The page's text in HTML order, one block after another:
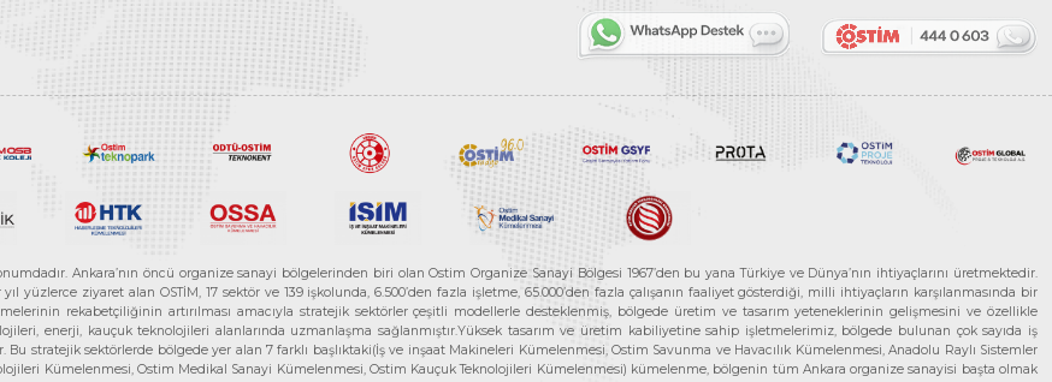
Ankara’nın öncü organize sanayi bölgelerinden biri olan Ostim Organize Sanayi Bölgesi 1967’den bu yana Türkiye ve Dünya’nın ihtiyaçlarını üretmektedir.
ziyaret alan OSTİM, 17 sektör ve 139 işkolunda, 6.500’den fazla işletme, 65.000’den fazla çalışanın faaliyet gösterdiği, milli ihtiyaçların karşılanmasında bir
rekabetçiliğinin artırılması amacıyla stratejik sektörler çeşitli modellerle desteklenmiş, bölgede üretim ve tasarım yeteneklerinin gelişmesini ve özellikle
enerji, kauçuk teknolojileri alanlarında uzmanlaşma sağlanmıştır.Yüksek tasarım ve üretim kabiliyetine sahip işletmelerimiz, bölgede bulunan çok sayıda iş
Bu stratejik sektörlerde bölgede yer alan 7 farklı başlıktaki(İş ve inşaat Makineleri Kümelenmesi, Ostim Savunma ve Havacılık Kümelenmesi, Anadolu Raylı Sistemler
Kümelenmesi, Ostim Medikal Sanayi Kümelenmesi, Ostim Kauçuk Teknolojileri Kümelenmesi) kümelenme, bölgenin tüm Ankara organize sanayisi başta olmak